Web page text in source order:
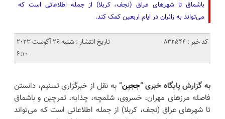
باشماق تا شهرهای عراق (نجف، کربلا) از جمله اطلاعاتی است که
می‌تواند به زائران در ایام اربعین کمک کند.
کد خبر : 832544
تاریخ انتشار : شنبه 26 آگوست 2023
- 6:10
به گزارش پایگاه خبری “ججین” به نقل از خبرگزاری تسنیم، دانستن
فاصله مرزهای مهران، خسروی، شلمچه، چذابه، تمرچین و باشماق
تا شهرهای عراق (نجف، کربلا) از جمله اطلاعاتی است که می‌تواند